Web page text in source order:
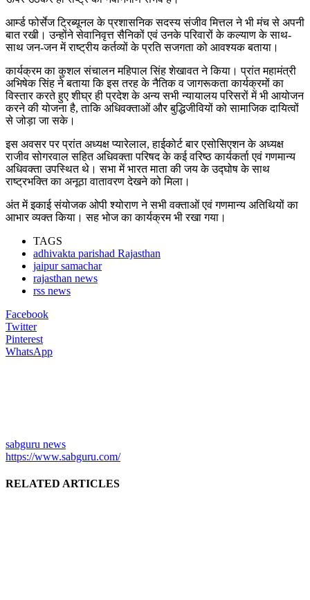
आर्म्ड फोर्सेज ट्रिब्यूनल के प्रशासनिक सदस्य संजीव मित्तल ने भी मंच से अपनी
बात रखी। उन्होंने सेवानिवृत्त सैनिकों एवं उनके परिवारों के कल्याण के साथ-
साथ जन-जन में राष्ट्रीय कर्तव्यों के प्रति सजगता को आवश्यक बताया।
कार्यक्रम का कुशल संचालन महिपाल सिंह शेखावत ने किया। प्रांत महामंत्री
अभिषेक सिंह ने बताया कि इस तरह के नैतिक व जागरूकता कार्यक्रमों का
विस्तार करते हुए शीघ्र ही प्रदेश के अन्य सभी न्यायालय परिसरों में भी आयोजन
करने की योजना है, ताकि अधिवक्ताओं और बुद्धिजीवियों को सामाजिक दायित्वों
से जोड़ा जा सके।
इस अवसर पर प्रांत अध्यक्ष प्यारेलाल, हाईकोर्ट बार एसोसिएशन के अध्यक्ष
राजीव सोगरवाल सहित अधिवक्ता परिषद के कई वरिष्ठ कार्यकर्ता एवं गणमान्य
अधिवक्ता उपस्थित थे। सभा में भारत माता की जय के उद्घोष के साथ
राष्ट्रभक्ति का अनूठा वातावरण देखने को मिला।
अंत में इकाई संयोजक ओपी श्योराण ने सभी वक्ताओं एवं गणमान्य अतिथियों का
आभार व्यक्त किया। सह भोज का कार्यक्रम भी रखा गया।
TAGS
adhivakta parishad Rajasthan
jaipur samachar
rajasthan news
rss news
Facebook
Twitter
Pinterest
WhatsApp
sabguru news
https://www.sabguru.com/
RELATED ARTICLES